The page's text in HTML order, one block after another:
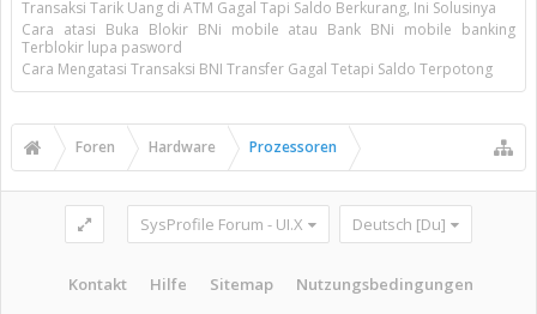
Transaksi Tarik Uang di ATM Gagal Tapi Saldo Berkurang, Ini Solusinya
Cara atasi Buka Blokir BNi mobile atau Bank BNi mobile banking
Terblokir lupa pasword
Cara Mengatasi Transaksi BNI Transfer Gagal Tetapi Saldo Terpotong
Foren Hardware Prozessoren
SysProfile Forum - UI.X Deutsch [Du]
Kontakt Hilfe Sitemap Nutzungsbedingungen